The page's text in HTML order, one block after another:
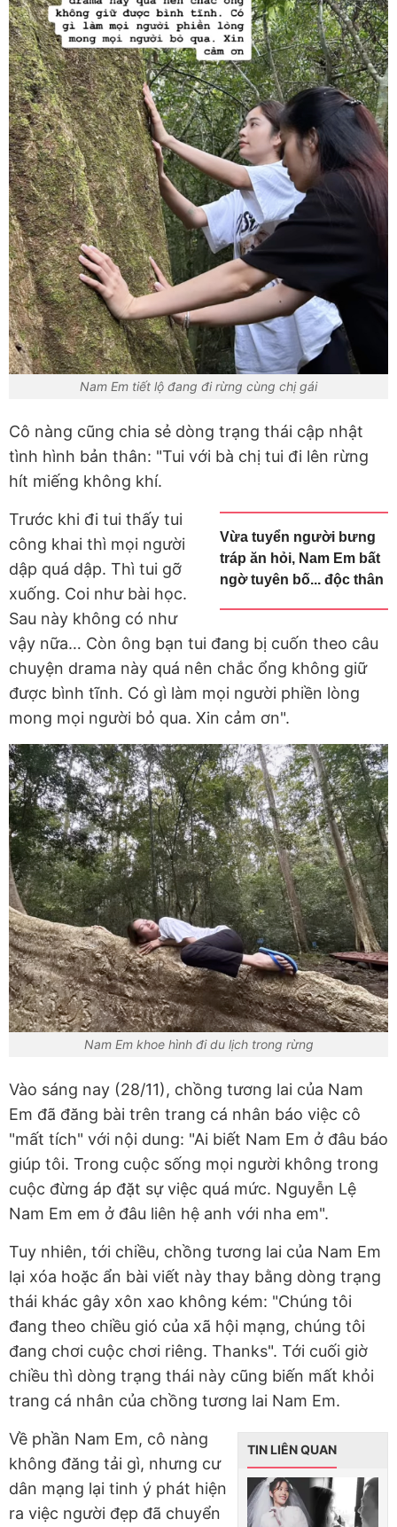
Nam Em tiết lộ đang đi rừng cùng chị gái
Cô nàng cũng chia sẻ dòng trạng thái cập nhật
tình hình bản thân: "Tui với bà chị tui đi lên rừng
hít miếng không khí.
Vừa tuyển người bưng
tráp ăn hỏi, Nam Em bất
ngờ tuyên bố... độc thân
Trước khi đi tui thấy tui
công khai thì mọi người
dập quá dập. Thì tui gỡ
xuống. Coi như bài học.
Sau này không có như
vậy nữa… Còn ông bạn tui đang bị cuốn theo câu
chuyện drama này quá nên chắc ổng không giữ
được bình tĩnh. Có gì làm mọi người phiền lòng
mong mọi người bỏ qua. Xin cảm ơn".
Nam Em khoe hình đi du lịch trong rừng
Vào sáng nay (28/11), chồng tương lai của Nam
Em đã đăng bài trên trang cá nhân báo việc cô
"mất tích" với nội dung: "Ai biết Nam Em ở đâu báo
giúp tôi. Trong cuộc sống mọi người không trong
cuộc đừng áp đặt sự việc quá mức. Nguyễn Lệ
Nam Em em ở đâu liên hệ anh với nha em".
Tuy nhiên, tới chiều, chồng tương lai của Nam Em
lại xóa hoặc ẩn bài viết này thay bằng dòng trạng
thái khác gây xôn xao không kém: "Chúng tôi
đang theo chiều gió của xã hội mạng, chúng tôi
đang chơi cuộc chơi riêng. Thanks". Tới cuối giờ
chiều thì dòng trạng thái này cũng biến mất khỏi
trang cá nhân của chồng tương lai Nam Em.
TIN LIÊN QUAN
Về phần Nam Em, cô nàng
không đăng tải gì, nhưng cư
dân mạng lại tinh ý phát hiện
ra việc người đẹp đã chuyển